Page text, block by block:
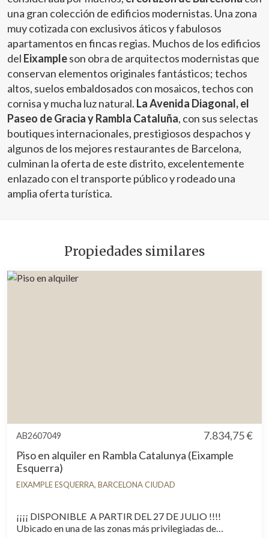
una gran colección de edificios modernistas. Una zona
muy cotizada con exclusivos áticos y fabulosos
apartamentos en fincas regias. Muchos de los edificios
del Eixampleson obra de arquitectos modernistas que
conservan elementos originales fantásticos; techos
altos, suelos embaldosados con mosaicos, techos con
cornisa y mucha luz natural. La Avenida Diagonal, el
Paseo de Gracia y Rambla Cataluña, con sus selectas
boutiques internacionales, prestigiosos despachos y
algunos de los mejores restaurantes de Barcelona,
culminan la oferta de este distrito, excelentemente
enlazado con el transporte público y rodeado una
amplia oferta turística.
Propiedades similares
AB2607049
7.834,75 €
Piso en alquiler en Rambla Catalunya (Eixample
Esquerra)
EIXAMPLE ESQUERRA, BARCELONA CIUDAD
¡¡¡¡ DISPONIBLE A PARTIR DEL 27 DE JULIO !!!!
Ubicado en una de las zonas más privilegiadas de